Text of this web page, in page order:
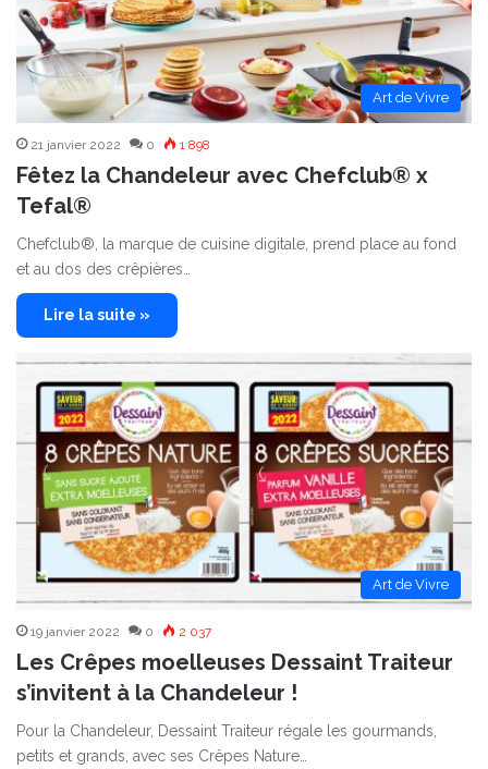
Art de Vivre
21 janvier 2022 0 1 898
Fêtez la Chandeleur avec Chefclub® x
Tefal®
Chefclub®, la marque de cuisine digitale, prend place au fond
et au dos des crêpières…
Lire la suite »
Art de Vivre
19 janvier 2022 0 2 037
Les Crêpes moelleuses Dessaint Traiteur
s’invitent à la Chandeleur !
Pour la Chandeleur, Dessaint Traiteur régale les gourmands,
petits et grands, avec ses Crêpes Nature…